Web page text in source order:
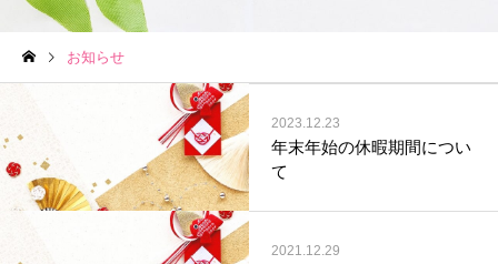
レンジフードクリーニ
ング
ハウスクリーニング
全般
年1回は必ず掃除したい場
所リスト10選｜放置すると
危険な家の汚れと家庭にあ
る道具でできる掃除方法
水垢が洗剤で落ちない
る簡単掃除から頑固な
お知らせ
2023.12.23
年末年始の休暇期間につい
て
2021.12.29